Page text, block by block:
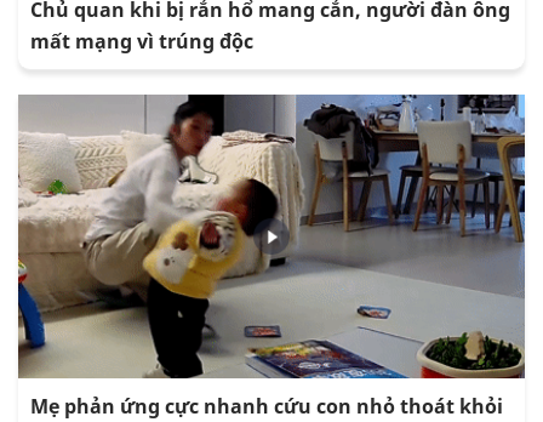
Chủ quan khi bị rắn hổ mang cắn, người đàn ông
mất mạng vì trúng độc
Mẹ phản ứng cực nhanh cứu con nhỏ thoát khỏi